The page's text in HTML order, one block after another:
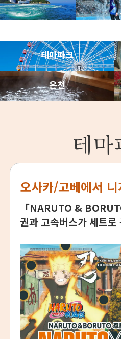
서일본JR버
테마파크
온천
테마
오사카/고베에서
「NARUTO &
권과 고속버스가 세트